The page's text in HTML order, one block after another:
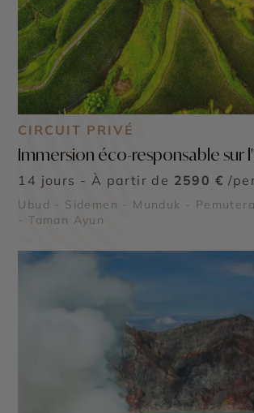
CIRCUIT PRIVÉ
Immersion éco-responsable sur
14 jours - À partir de 2590 € /
Ubud - Sidemen - Munduk -
- Taman Ayun